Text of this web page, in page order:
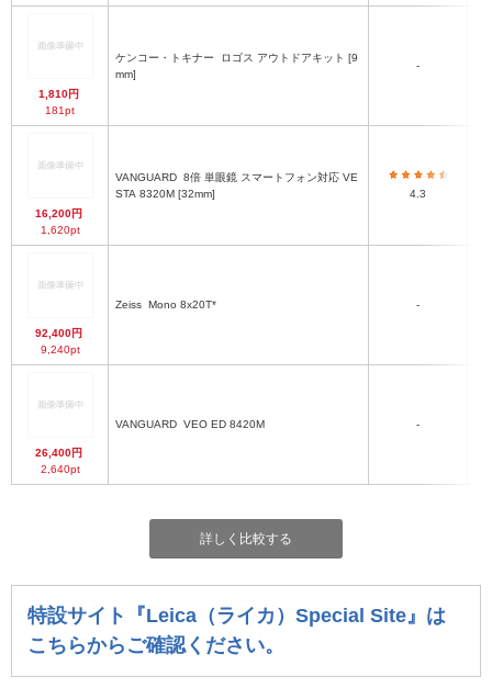
1,810円
181pt
ケンコー・トキナー
mm]
-
16,200円
1,620pt
VANGUARD
STA 8320M [32mm]
4.3
92,400円
9,240pt
Zeiss Mono 8x20T* -
26,400円
2,640pt
VANGUARD VEO ED 8420M -
詳しく比較する
特設サイト『Leica（ライカ）Special Site』は
こちらからご確認ください。